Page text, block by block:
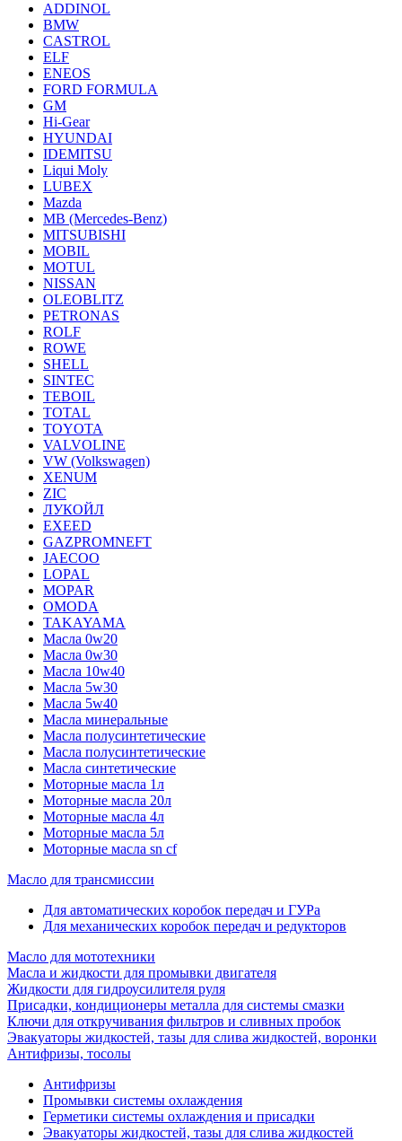
ADDINOL
BMW
CASTROL
ELF
ENEOS
FORD FORMULA
GM
Hi-Gear
HYUNDAI
IDEMITSU
Liqui Moly
LUBEX
Mazda
MB (Mercedes-Вenz)
MITSUBISHI
MOBIL
MOTUL
NISSAN
OLEOBLITZ
PETRONAS
ROLF
ROWE
SHELL
SINTEC
TEBOIL
TOTAL
TOYOTA
VALVOLINE
VW (Volkswagen)
XENUM
ZIC
ЛУКОЙЛ
EXEED
GAZPROMNEFT
JAECOO
LOPAL
MOPAR
OMODA
TAKAYAMA
Масла 0w20
Масла 0w30
Масла 10w40
Масла 5w30
Масла 5w40
Масла минеральные
Масла полусинтетические
Масла полусинтетические
Масла синтетические
Моторные масла 1л
Моторные масла 20л
Моторные масла 4л
Моторные масла 5л
Моторные масла sn cf
Масло для трансмиссии
Для автоматических коробок передач и ГУРа
Для механических коробок передач и редукторов
Масло для мототехники
Масла и жидкости для промывки двигателя
Жидкости для гидроусилителя руля
Присадки, кондиционеры металла для системы смазки
Ключи для откручивания фильтров и сливных пробок
Эвакуаторы жидкостей, тазы для слива жидкостей, воронки
Антифризы, тосолы
Антифризы
Промывки системы охлаждения
Герметики системы охлаждения и присадки
Эвакуаторы жидкостей, тазы для слива жидкостей